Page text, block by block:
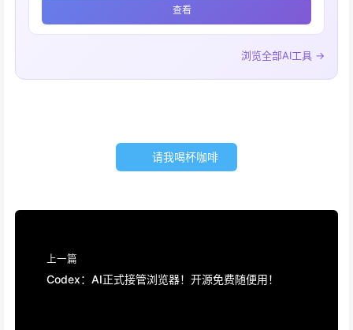
查看
浏览全部AI工具 →
请我喝杯咖啡
上一篇
Codex：AI正式接管浏览器！开源免费随便用！